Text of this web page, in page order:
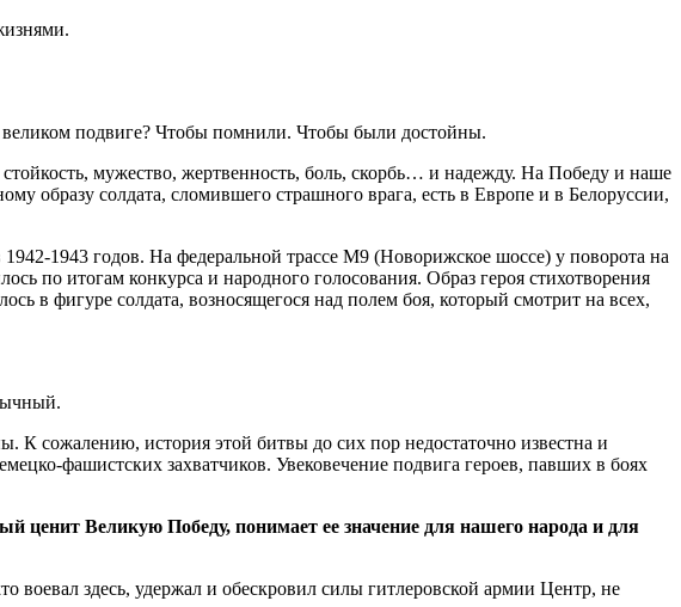
подвиге? Чтобы помнили. Чтобы были достойны.
мужество, жертвенность, боль, скорбь… и надежду. На Победу и наше
образу солдата, сломившего страшного врага, есть в Европе и в Белоруссии,
1943 годов. На федеральной трассе М9 (Новорижское шоссе) у поворота на
по итогам конкурса и народного голосования. Образ героя стихотворения
в фигуре солдата, возносящегося над полем боя, который смотрит на всех,
сожалению, история этой битвы до сих пор недостаточно известна и
фашистских захватчиков. Увековечение подвига героев, павших в боях
ценит Великую Победу, понимает ее значение для нашего народа и для
здесь, удержал и обескровил силы гитлеровской армии Центр, не